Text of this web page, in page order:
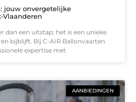
jouw onvergetelijke
dan een uitstap; het is een unieke
bijblijft. Bij C-AIR Ballonvaarten
expertise met
AANBIEDINGEN